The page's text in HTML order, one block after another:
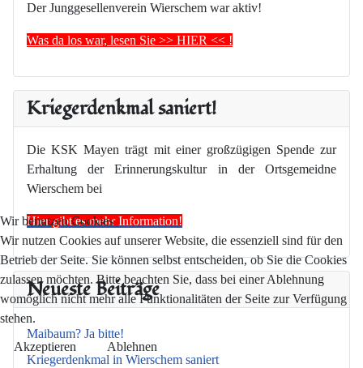
Der Junggesellenverein Wierschem war aktiv!
Was da los war, lesen Sie >> HIER << !
Kriegerdenkmal saniert!
Die KSK Mayen trägt mit einer großzügigen Spende zur
Erhaltung der Erinnerungskultur in der Ortsgemeidne
Wierschem bei
Hier gibt es mehr Information!
Neueste Beiträge
Maibaum? Ja bitte!
Kriegerdenkmal in Wierschem saniert
Wir benutzen Cookies
Wir nutzen Cookies auf unserer Website, die essenziell sind für den
Betrieb der Seite. Sie können selbst entscheiden, ob Sie die Cookies
zulassen möchten. Bitte beachten Sie, dass bei einer Ablehnung
womöglich nicht mehr alle Funktionalitäten der Seite zur Verfügung
stehen.
Akzeptieren Ablehnen